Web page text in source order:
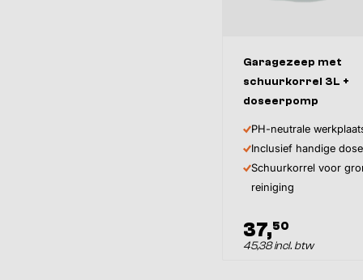
Garagezeep met
schuurkorrel 3L +
doseerpomp
PH-neutrale
Inclusief handige
Schuurkorrel voor
reiniging
37,50
45,38 incl. btw